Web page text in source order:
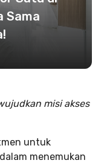
Sama
misi akses
untuk
menemukan